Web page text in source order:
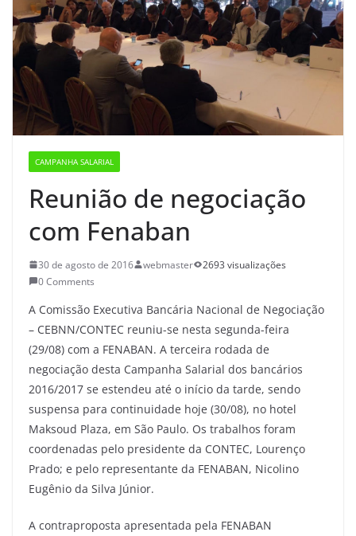
CAMPANHA SALARIAL
Reunião de negociação
com Fenaban
30 de agosto de 2016 webmaster
2693 visualizações
0 Comments
A Comissão Executiva Bancária Nacional de Negociação
– CEBNN/CONTEC reuniu-se nesta segunda-feira
(29/08) com a FENABAN. A terceira rodada de
negociação desta Campanha Salarial dos bancários
2016/2017 se estendeu até o início da tarde, sendo
suspensa para continuidade hoje (30/08), no hotel
Maksoud Plaza, em São Paulo. Os trabalhos foram
coordenadas pelo presidente da CONTEC, Lourenço
Prado; e pelo representante da FENABAN, Nicolino
Eugênio da Silva Júnior.
A contraproposta apresentada pela FENABAN